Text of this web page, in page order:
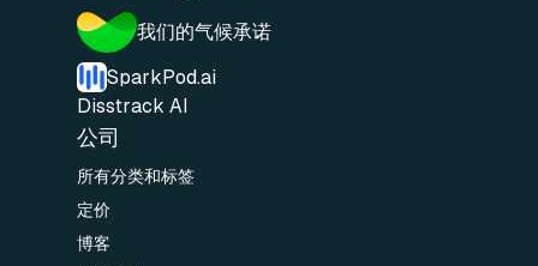
我们的气候承诺
SparkPod.ai
Disstrack AI
公司
所有分类和标签
定价
博客